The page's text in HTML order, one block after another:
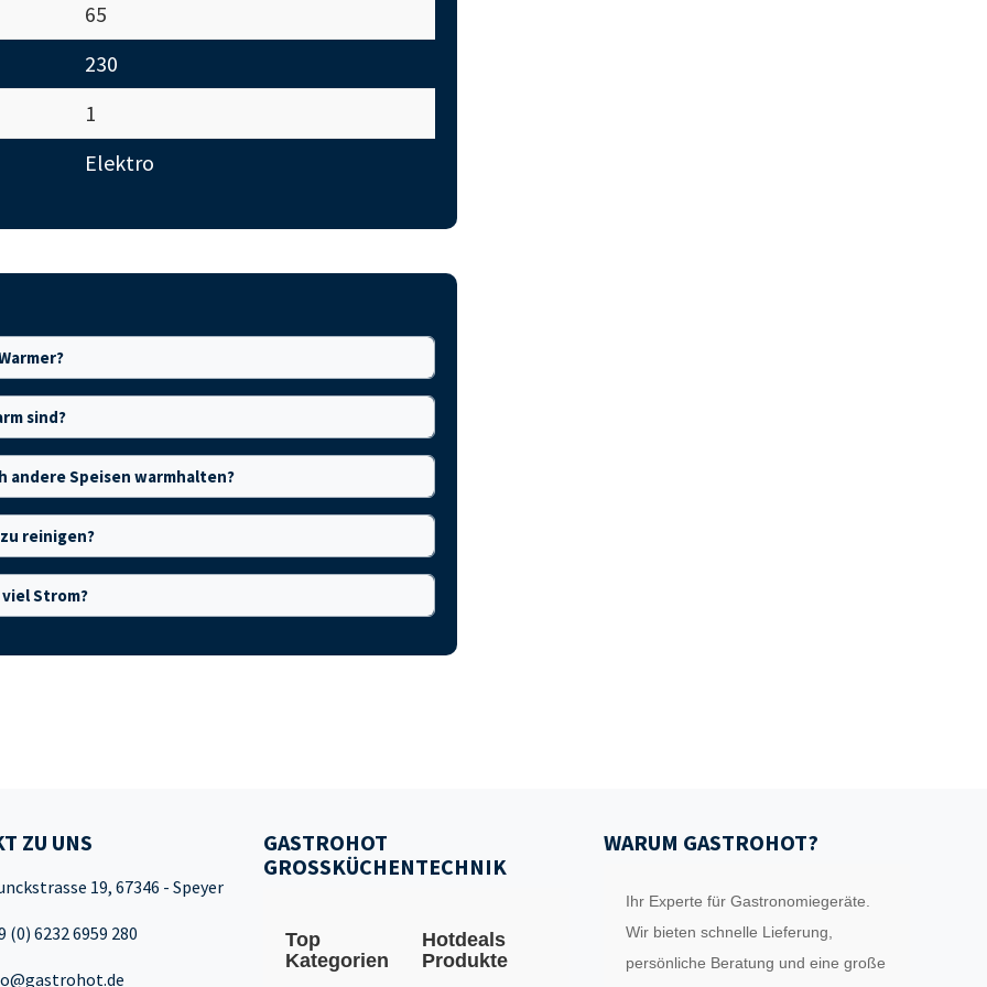
65
230
1
Elektro
sind?
andere Speisen warmhalten?
reinigen?
Strom?
ZU UNS
19, 67346 - Speyer
(0) 6232 6959 280
GASTROHOT
GROSSKÜCHENTECHNIK
Top
Kategorien
Hotdeals
Produkte
WARUM GASTROHOT?
Ihr Experte für Gastronomiegeräte.
Wir bieten schnelle Lieferung,
persönliche Beratung und eine große